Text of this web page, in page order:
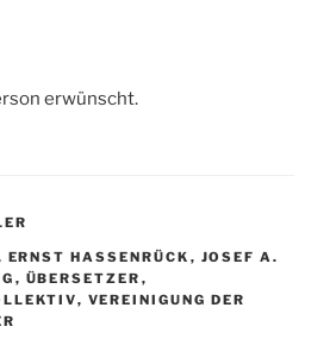
erwünscht.
ERNST HASSENRÜCK , JOSEF A.
, ÜBERSETZER ,
, VEREINIGUNG DER